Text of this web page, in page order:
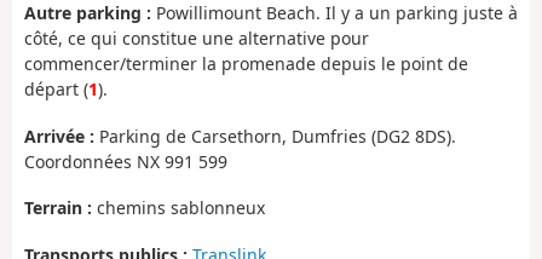
Autre parking : Powillimount Beach. Il y a un parking juste à
côté, ce qui constitue une alternative pour
commencer/terminer la promenade depuis le point de
départ (1).
Arrivée : Parking de Carsethorn, Dumfries (DG2 8DS).
Coordonnées NX 991 599
Terrain : chemins sablonneux